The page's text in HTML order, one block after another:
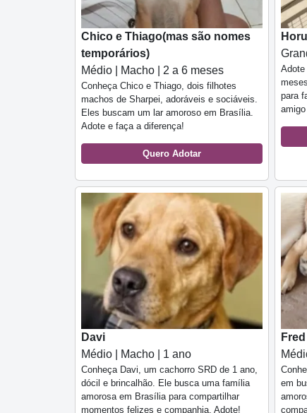
Chico e Thiago(mas são nomes
temporários)
Médio | Macho | 2 a 6 meses
Conheça Chico e Thiago, dois filhotes
machos de Sharpei, adoráveis e sociáveis.
Eles buscam um lar amoroso em Brasília.
Adote e faça a diferença!
Quero Adotar
Adote
para
Davi
Médio | Macho | 1 ano
Conheça Davi, um cachorro SRD de 1 ano,
dócil e brincalhão. Ele busca uma família
amorosa em Brasília para compartilhar
momentos felizes e companhia. Adote!
Fred
em